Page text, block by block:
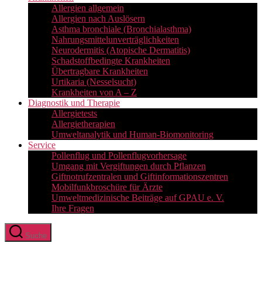
Allergien allgemein
Allergien nach Auslösern
Asthma bronchiale (Bronchialasthma)
Nahrungsmittelunverträglichkeiten
Neurodermitis (Atopische Dermatitis)
Schadstoffbedingte Krankheiten
Übertragbare Krankheiten
Urtikaria (Nesselsucht)
Krankheiten von A – Z
Diagnostik und Therapie
Allergietests
Allergietherapien
Umweltanalytik und Human-Biomonitoring
Service
Pollenflug und Pollenflugvorhersage
Umgang mit Vergiftungen durch Pflanzen
Giftnotrufzentralen und Giftinformationszentren
Mobilfunkbroschüre für Ärzte
Umweltmedizinische Beiträge auf GPAU e. V.
Ihre Fragen
Suche